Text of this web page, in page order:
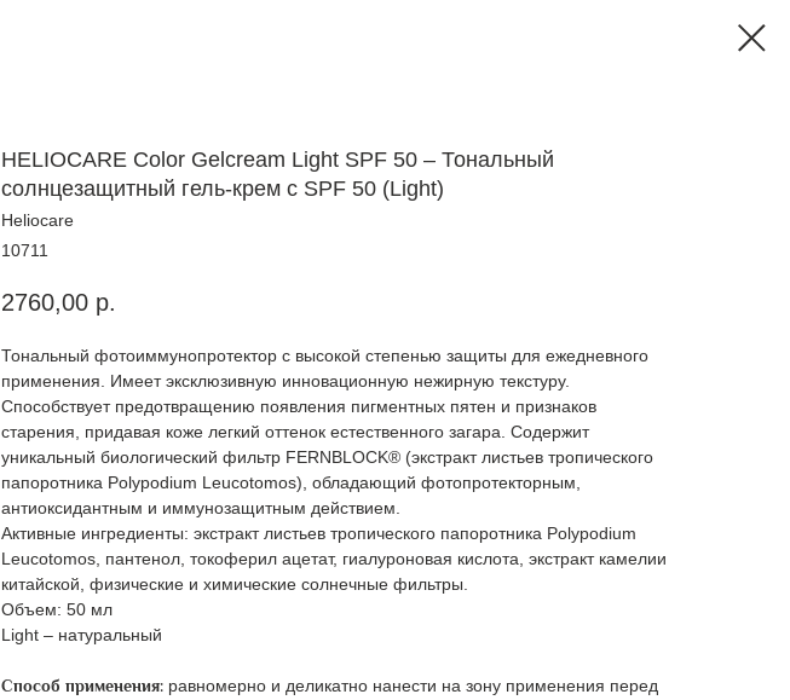
HELIOCARE Color Gelcream Light SPF 50 – Тональный
солнцезащитный гель-крем с SPF 50 (Light)
Heliocare
10711
2760,00 р.
Тональный фотоиммунопротектор с высокой степенью защиты для ежедневного
применения. Имеет эксклюзивную инновационную нежирную текстуру.
Способствует предотвращению появления пигментных пятен и признаков
старения, придавая коже легкий оттенок естественного загара. Содержит
уникальный биологический фильтр FERNBLOCK® (экстракт листьев тропического
папоротника Polypodium Leucotomos), обладающий фотопротекторным,
антиоксидантным и иммунозащитным действием.
Активные ингредиенты: экстракт листьев тропического папоротника Polypodium
Leucotomos, пантенол, токоферил ацетат, гиалуроновая кислота, экстракт камелии
китайской, физические и химические солнечные фильтры.
Объем: 50 мл
Light – натуральный
Способ применения: равномерно и деликатно нанести на зону применения перед